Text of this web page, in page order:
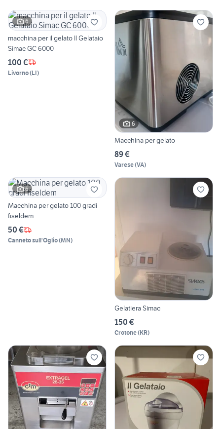
6
macchina per il gelato Il Gelataio
Simac GC 6000
100 €
Livorno(LI)
6
Macchina per gelato
89 €
Varese(VA)
6
Macchina per gelato 100 gradi
fiseldem
50 €
Canneto sull'Oglio(MN)
Gelatiera Simac
150 €
Crotone(KR)